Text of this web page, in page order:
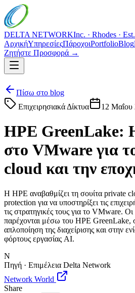
DELTA NETWORKInc. · Rhodes ·
ΑρχικήΥπηρεσίεςΠάροχοιPortfolioBlog
Ζητήστε Προσφορά →
Πίσω στο blog
Επιχειρησιακά Δίκτυα
12 Μαΐου
HPE GreenLake:
στο VMware για
cloud και την
Η HPE αναβαθμίζει τη σουίτα private
protection για να υποστηρίξει τις
τις στρατηγικές τους για το VMware.
παρέχονται μέσω του HPE GreenLake,
απλοποίηση της διαχείρισης και στην
φόρτους εργασίας AI.
N
Πηγή · Επιμέλεια Delta Network
Network World
Share